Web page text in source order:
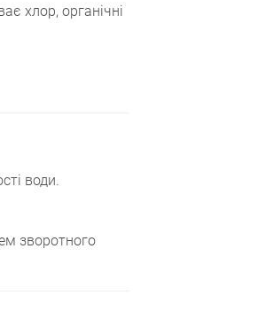
хлор, органічні
води.
зворотного